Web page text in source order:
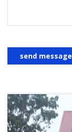
send message